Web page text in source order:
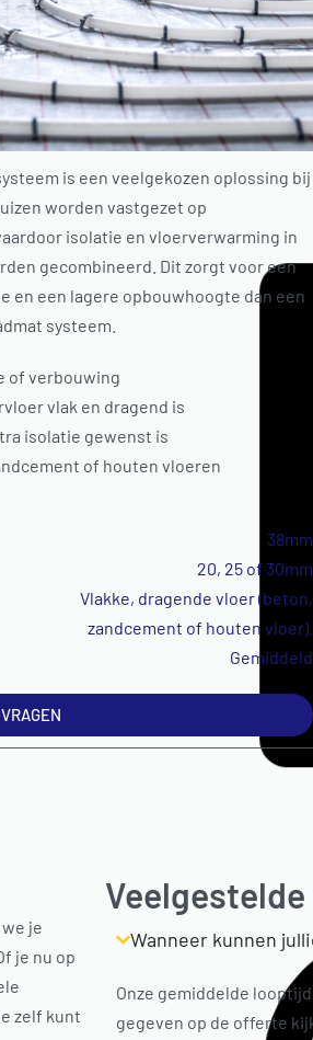
is een veelgekozen oplossing bij
worden vastgezet op
isolatie en vloerverwarming in
gecombineerd. Dit zorgt voor een
en een lagere opbouwhoogte dan een
systeem.
of verbouwing
vlak en dragend is
isolatie gewenst is
of houten vloeren
38mm
20, 25 of 30mm
Vlakke, dragende vloer (beton,
zandcement of houten vloer).
Gemiddeld
je
je nu op
zelf kunt
Wanneer kunnen
Onze gemiddelde
gegeven op de offerte